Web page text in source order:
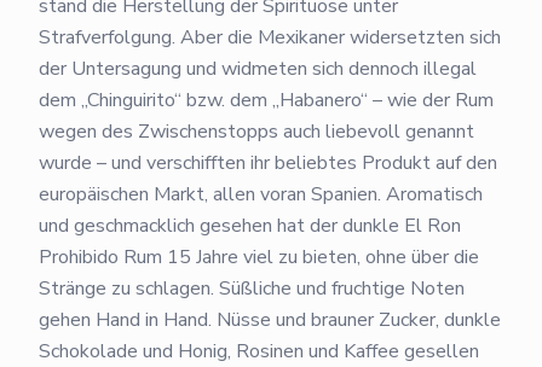
stand die Herstellung der Spirituose unter
Strafverfolgung. Aber die Mexikaner widersetzten sich
der Untersagung und widmeten sich dennoch illegal
dem „Chinguirito“ bzw. dem „Habanero“ – wie der Rum
wegen des Zwischenstopps auch liebevoll genannt
wurde – und verschifften ihr beliebtes Produkt auf den
europäischen Markt, allen voran Spanien. Aromatisch
und geschmacklich gesehen hat der dunkle El Ron
Prohibido Rum 15 Jahre viel zu bieten, ohne über die
Stränge zu schlagen. Süßliche und fruchtige Noten
gehen Hand in Hand. Nüsse und brauner Zucker, dunkle
Schokolade und Honig, Rosinen und Kaffee gesellen